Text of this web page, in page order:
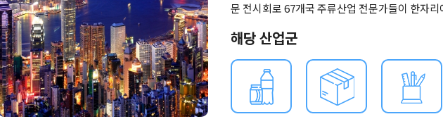
문 전시회로 67개국 주류산업 전문가들이 한자
발, 마케팅 업무는 물론 관련 분야 해외파트너쉽
파악하기에 적합한 전시회입니다.
해당 산업군